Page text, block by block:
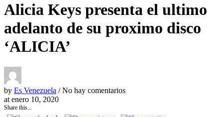
Alicia Keys presenta el ultimo
adelanto de su proximo disco
‘ALICIA’
by Es Venezuela / No hay comentarios
at enero 10, 2020
Share this...